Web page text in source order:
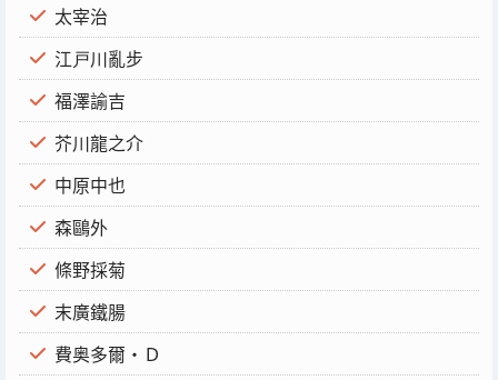
太宰治
江戸川亂步
福澤諭吉
芥川龍之介
中原中也
森鷗外
條野採菊
末廣鐵腸
費奥多爾・Ｄ